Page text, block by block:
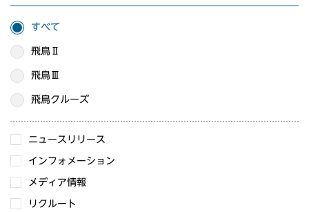
すべて
飛鳥Ⅱ
飛鳥Ⅲ
飛鳥クルーズ
ニュースリリース
インフォメーション
メディア情報
リクルート